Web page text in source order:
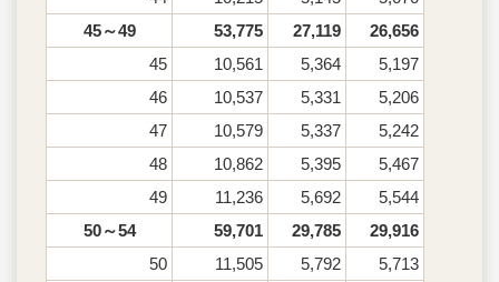
45～49
53,775 27,119
26,656
45
10,561 5,364
5,197
46
10,537 5,331
5,206
47
10,579 5,337
5,242
48
10,862 5,395
5,467
49
11,236 5,692
5,544
50～54
59,701 29,785
29,916
50
11,505 5,792
5,713